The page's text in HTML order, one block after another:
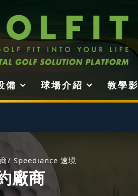
備 球場介紹 教學
廠商
Speediance 速境